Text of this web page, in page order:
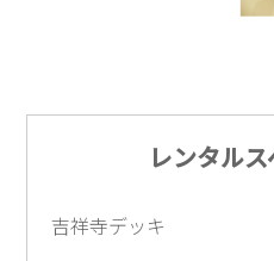
レンタル
吉祥寺デッキ